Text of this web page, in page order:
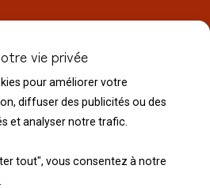
vie privée
pour améliorer votre
diffuser des publicités ou des
et analyser notre trafic.
tout", vous consentez à notre